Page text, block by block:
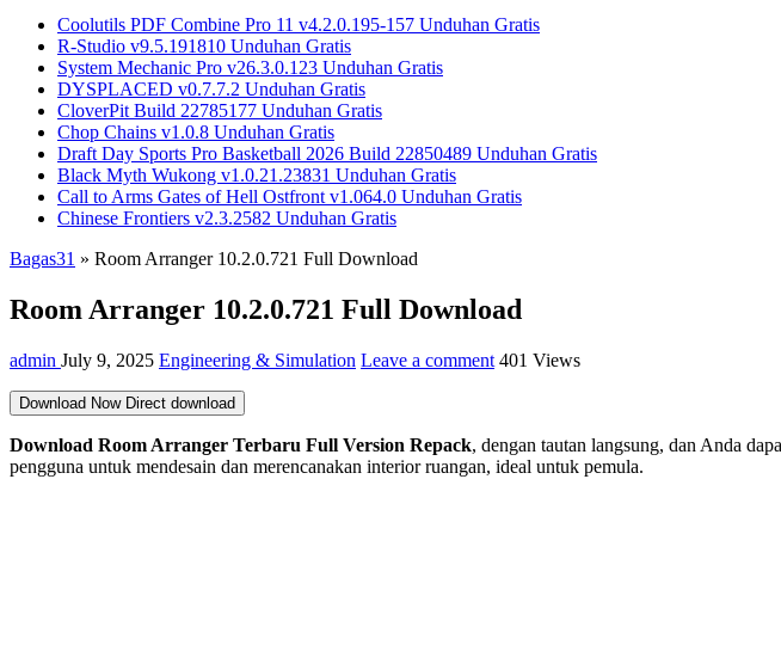
Coolutils PDF Combine Pro 11 v4.2.0.195-157 Unduhan Gratis
R-Studio v9.5.191810 Unduhan Gratis
System Mechanic Pro v26.3.0.123 Unduhan Gratis
DYSPLACED v0.7.7.2 Unduhan Gratis
CloverPit Build 22785177 Unduhan Gratis
Chop Chains v1.0.8 Unduhan Gratis
Draft Day Sports Pro Basketball 2026 Build 22850489 Unduhan Gratis
Black Myth Wukong v1.0.21.23831 Unduhan Gratis
Call to Arms Gates of Hell Ostfront v1.064.0 Unduhan Gratis
Chinese Frontiers v2.3.2582 Unduhan Gratis
Bagas31 » Room Arranger 10.2.0.721 Full Download
Room Arranger 10.2.0.721 Full Download
admin July 9, 2025 Engineering & Simulation Leave a comment 401 Views
Download Now Direct download
Download Room Arranger Terbaru Full Version Repack, dengan tautan langsung, dan Anda
pengguna untuk mendesain dan merencanakan interior ruangan, ideal untuk pemula.